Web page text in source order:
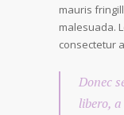
mauris
malesuada.
consectetur
Donec
libero,